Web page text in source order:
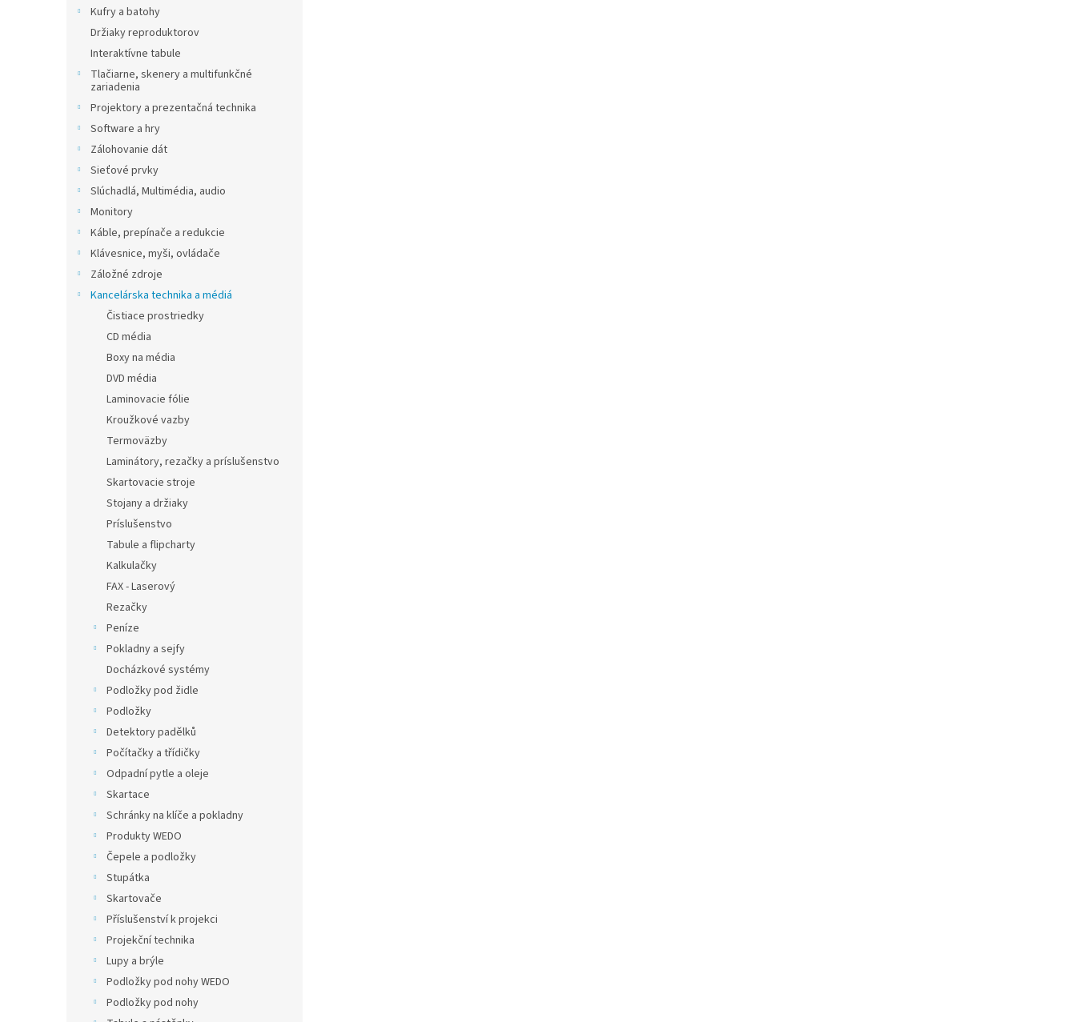
Kufry a batohy
Držiaky reproduktorov
Interaktívne tabule
Tlačiarne, skenery a multifunkčné
zariadenia
Projektory a prezentačná technika
Software a hry
Zálohovanie dát
Sieťové prvky
Slúchadlá, Multimédia, audio
Monitory
Káble, prepínače a redukcie
Klávesnice, myši, ovládače
Záložné zdroje
Kancelárska technika a médiá
Čistiace prostriedky
CD média
Boxy na média
DVD média
Laminovacie fólie
Kroužkové vazby
Termoväzby
Laminátory, rezačky a príslušenstvo
Skartovacie stroje
Stojany a držiaky
Príslušenstvo
Tabule a flipcharty
Kalkulačky
FAX - Laserový
Rezačky
Peníze
Pokladny a sejfy
Docházkové systémy
Podložky pod židle
Podložky
Detektory padělků
Počítačky a třídičky
Odpadní pytle a oleje
Skartace
Schránky na klíče a pokladny
Produkty WEDO
Čepele a podložky
Stupátka
Skartovače
Příslušenství k projekci
Projekční technika
Lupy a brýle
Podložky pod nohy WEDO
Podložky pod nohy